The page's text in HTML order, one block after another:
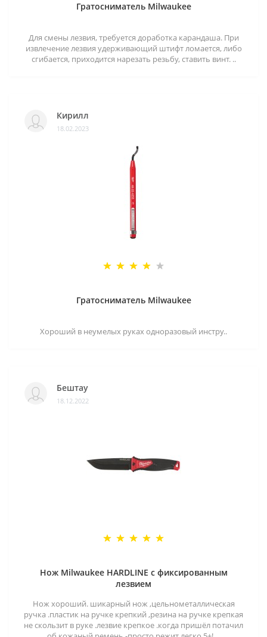
Гратосниматель Milwaukee
Для смены лезвия, требуется доработка карандаша. При
извлечение лезвия удерживающий штифт ломается, либо
сгибается, приходится нарезать резьбу, ставить винт. ..
Кирилл
18.02.2023
Гратосниматель Milwaukee
Хороший в неумелых руках одноразовый инстру..
Бештау
18.12.2022
Нож Milwaukee HARDLINE с фиксированным
лезвием
Нож хороший. шикарный нож ,цельнометаллическая
ручка .пластик на ручке крепкий ,резина на ручке крепкая
не скользит в руке .лезвие крепкое .когда пришёл потачил